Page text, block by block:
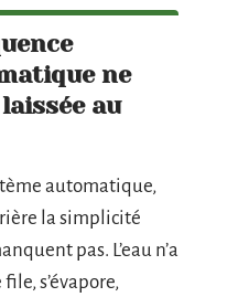
ne
au
automatique,
la simplicité
pas. L’eau n’a
s’évapore,